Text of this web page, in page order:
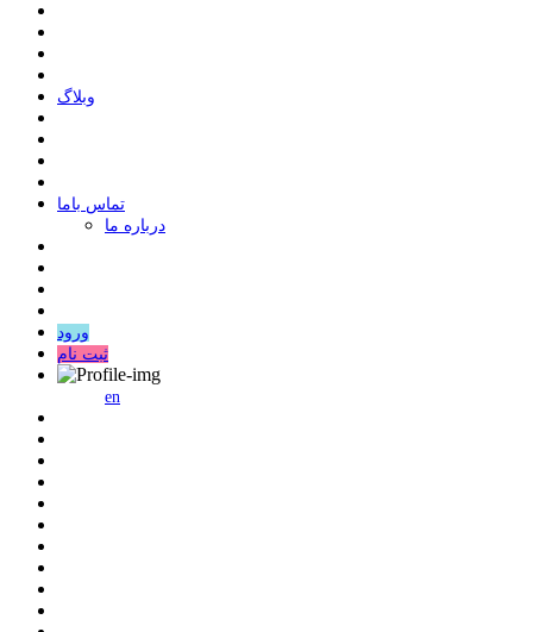
وبلاگ
ﺗﻤﺎﺱ ﺑﺎﻣﺎ
درباره ما
ورود
ثبت نام
en